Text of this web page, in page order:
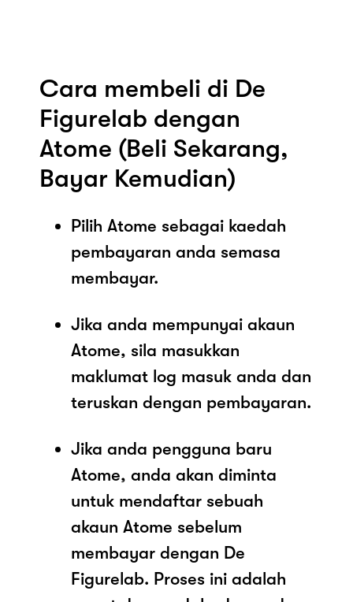
Cara membeli di De
Figurelab dengan
Atome (Beli Sekarang,
Bayar Kemudian)
Pilih Atome sebagai kaedah
pembayaran anda semasa
membayar.
Jika anda mempunyai akaun
Atome, sila masukkan
maklumat log masuk anda dan
teruskan dengan pembayaran.
Jika anda pengguna baru
Atome, anda akan diminta
untuk mendaftar sebuah
akaun Atome sebelum
membayar dengan De
Figurelab. Proses ini adalah